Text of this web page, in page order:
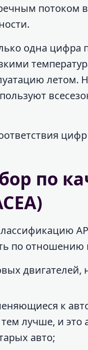
потоком
одна цифра
летом.
по
по
к
лучше, и
авто;